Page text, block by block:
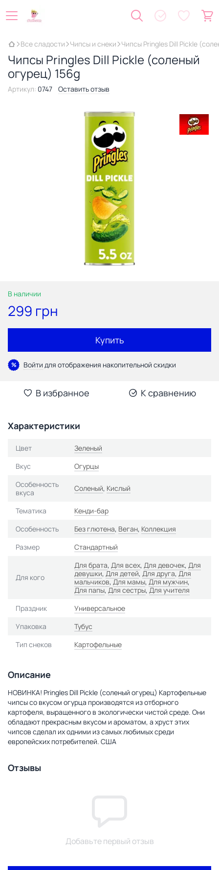
Все сладости Чипсы и снеки Чипсы Pringles Dill Pickle
Чипсы Pringles Dill Pickle (соленый
огурец) 156g
Артикул: 0747 Оставить отзыв
В наличии
299 грн
Купить
% Войти для отображения накопительной скидки
В избранное К сравнению
Характеристики
Цвет
Зеленый
Вкус
Огурцы
Особенность
вкуса
Соленый, Кислый
Тематика
Кенди-бар
Особенность
Без глютена, Веган, Коллекция
Размер
Стандартный
Для кого
Для брата, Для всех, Для девочек, Для
девушки,Для детей, Для друга,Для
мальчиков,Для мамы,Для мужчин,
Для папы,Для сестры,Для учителя
Праздник
Универсальное
Упаковка
Тубус
Тип снеков
Картофельные
Описание
НОВИНКА! Pringles Dill Pickle (соленый огурец) Картофельные
чипсы со вкусом огурца производятся из отборного
картофеля, выращенного в экологически чистой среде. Они
обладают прекрасным вкусом и ароматом, а хруст этих
чипсов сделал их одними из самых любимых среди
европейских потребителей. США
Отзывы
Добавьте первый отзыв